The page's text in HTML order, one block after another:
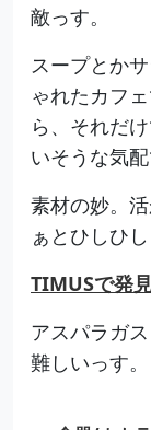
敵っす。
スープとか
ゃれたカフ
ら、それだ
いそうな気配
素材の妙。
ぁとひしひ
TIMUSで発見
アスパラガ
難しいっす